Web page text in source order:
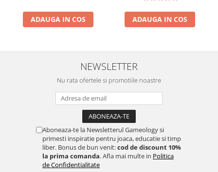
ADAUGA IN COS ADAUGA IN COS
NEWSLETTER
Nu rata ofertele si promotiile noastre
Aboneaza-te la Newsletterul Gameology si
primesti inspiratie pentru joaca, educatie si timp
liber. Bonus de bun venit:cod de discount 10%
la prima comanda. Afla mai multe in Politica
de Confidentialitate